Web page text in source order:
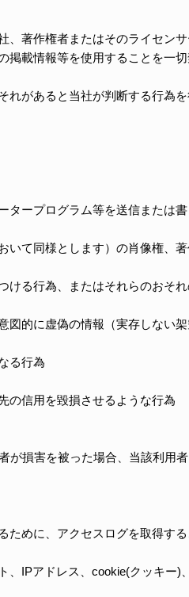
著作権者またはそのライセン
載情報等を使用することを一切
があると当社が判断する行為を
ープログラム等を送信または
て同様とします）の肖像権、
ける行為、またはそれらのおそ
的に虚偽の情報（実存しない
る行為
の信用を毀損させるような行為
損害を被った場合、当該利用
めに、アクセスログを取得する
IPアドレス、cookie(クッキー)